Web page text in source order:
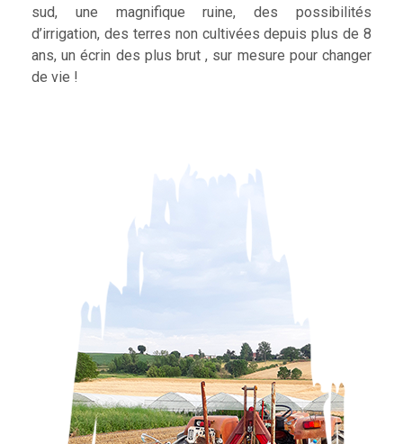
sud, une magnifique ruine, des possibilités
d’irrigation, des terres non cultivées depuis plus de 8
ans, un écrin des plus brut , sur mesure pour changer
de vie !